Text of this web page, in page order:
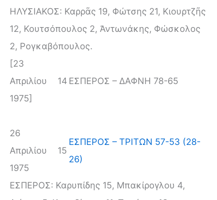
ΗΛΥΣΙΑΚΟΣ: Καρρᾶς 19, Φώτσης 21, Κιουρτζῆς
12, Κουτσόπουλος 2, Ἀντωνάκης, Φώσκολος
2, Ρογκαβόπουλος.
[23
Απριλίου
1975]
14 ΕΣΠΕΡΟΣ – ΔΑΦΝΗ 78-65
26
Απριλίου
1975
15
ΕΣΠΕΡΟΣ – ΤΡΙΤΩΝ 57-53 (28-
26)
ΕΣΠΕΡΟΣ: Καρυπίδης 15, Μπακίρογλου 4,